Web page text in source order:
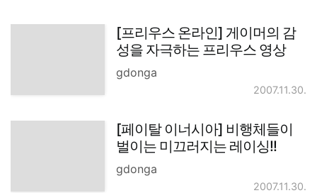
[프리우스 온라인] 게이머의 감
성을 자극하는 프리우스 영상
gdonga
2007.11.30.
[페이탈 이너시아] 비행체들이
벌이는 미끄러지는 레이싱!!
gdonga
2007.11.30.